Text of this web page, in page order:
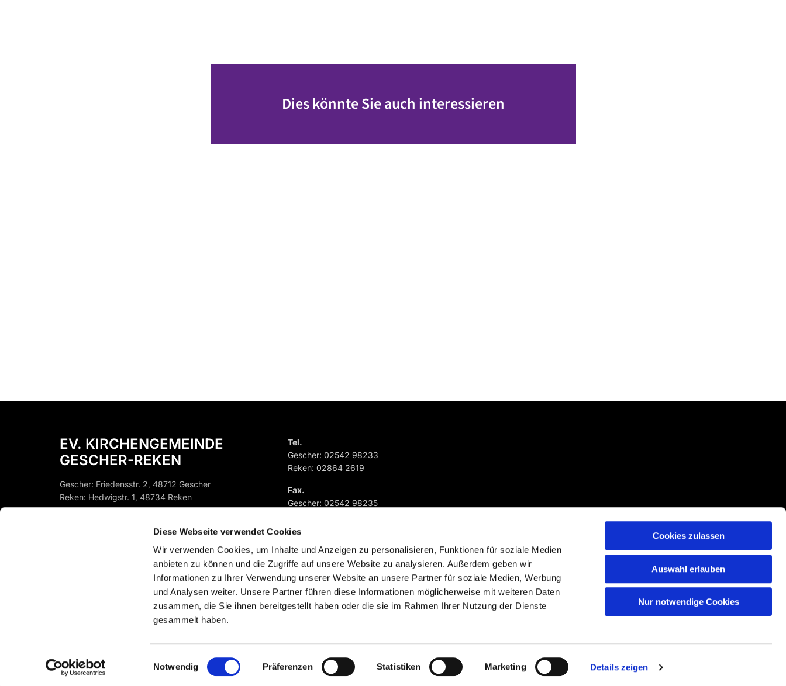
Diese Webseite verwendet Cookies
Wir verwenden Cookies, um Inhalte und Anzeigen zu personalisieren, Funktionen für soziale Medien
anbieten zu können und die Zugriffe auf unsere Website zu analysieren. Außerdem geben wir
Informationen zu Ihrer Verwendung unserer Website an unsere Partner für soziale Medien, Werbung
und Analysen weiter. Unsere Partner führen diese Informationen möglicherweise mit weiteren Daten
zusammen, die Sie ihnen bereitgestellt haben oder die sie im Rahmen Ihrer Nutzung der Dienste
gesammelt haben.
Einwilligungsauswahl
Notwendig Präferenzen Statistiken Marketing Details zeigen
Cookies zulassen
Auswahl erlauben
Nur notwendige Cookies
Dies könnte Sie auch interessieren
EV. KIRCHENGEMEINDE
GESCHER-REKEN
Gescher: Friedensstr. 2, 48712 Gescher
Reken: Hedwigstr. 1, 48734 Reken
Instagram: @EV.KIRCHEGESCHER
st-pfb-reken@ekvw.de
Tel.
Gescher: 02542 98233
Reken: 02864 2619
Fax.
Gescher: 02542 98235
Impressum Datenschutzerklärung ChurchDesk-Login